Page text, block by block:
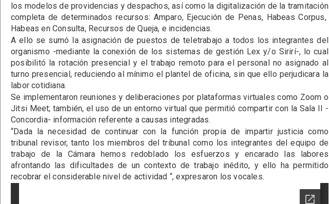
los modelos de providencias y despachos, así como la digitalización de la tramitación
completa de determinados recursos: Amparo, Ejecución de Penas, Habeas Corpus,
Habeas en Consulta, Recursos de Queja, e incidencias.
A ello se sumó la asignación de puestos de teletrabajo a todos los integrantes del
organismo -mediante la conexión de los sistemas de gestión Lex y/o Sirirí-, lo cual
posibilitó la rotación presencial y el trabajo remoto para el personal no asignado al
turno presencial, reduciendo al mínimo el plantel de oficina, sin que ello perjudicara la
labor cotidiana.
Se implementaron reuniones y deliberaciones por plataformas virtuales como Zoom o
Jitsi Meet; también, el uso de un entorno virtual que permitió compartir con la Sala II -
Concordia- información referente a causas integradas.
“Dada la necesidad de continuar con la función propia de impartir justicia como
tribunal revisor, tanto los miembros del tribunal como los integrantes del equipo de
trabajo de la Cámara hemos redoblado los esfuerzos y encarado las labores
afrontando las dificultades de un contexto de trabajo inédito, y ello ha permitido
recobrar el considerable nivel de actividad “, expresaron los vocales.